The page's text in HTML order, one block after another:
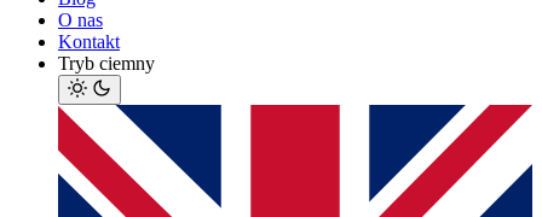
O nas
Kontakt
Tryb ciemny